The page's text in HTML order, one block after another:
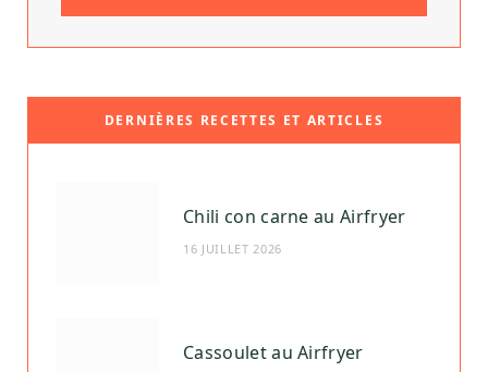
DERNIÈRES RECETTES ET ARTICLES
Chili con carne au Airfryer
16 JUILLET 2026
Cassoulet au Airfryer